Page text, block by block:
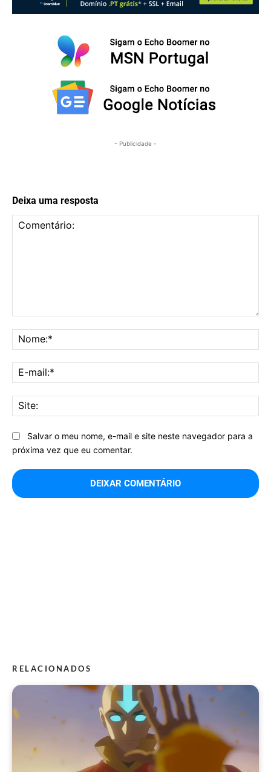
- Publicidade -
Deixa uma resposta
Salvar o meu nome, e-mail e site neste navegador para a
próxima vez que eu comentar.
RELACIONADOS